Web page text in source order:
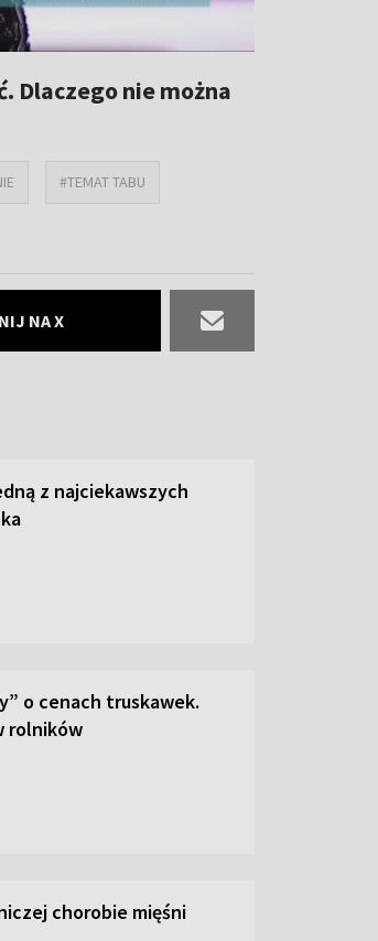
Dlaczego nie można
#TEMAT TABU
NA X
z najciekawszych
o cenach truskawek.
rolników
chorobie mięśni